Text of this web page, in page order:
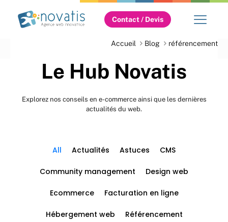
Contact / Devis
Accueil Blog référencement
Le Hub Novatis
Explorez nos conseils en e-commerce ainsi que les dernières
actualités du web.
All Actualités Astuces CMS
Community management Design web
Ecommerce Facturation en ligne
Hébergement web Référencement